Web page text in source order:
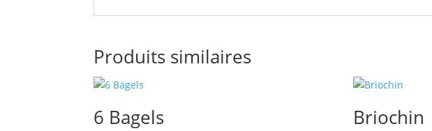
Produits similaires
6 Bagels Briochin